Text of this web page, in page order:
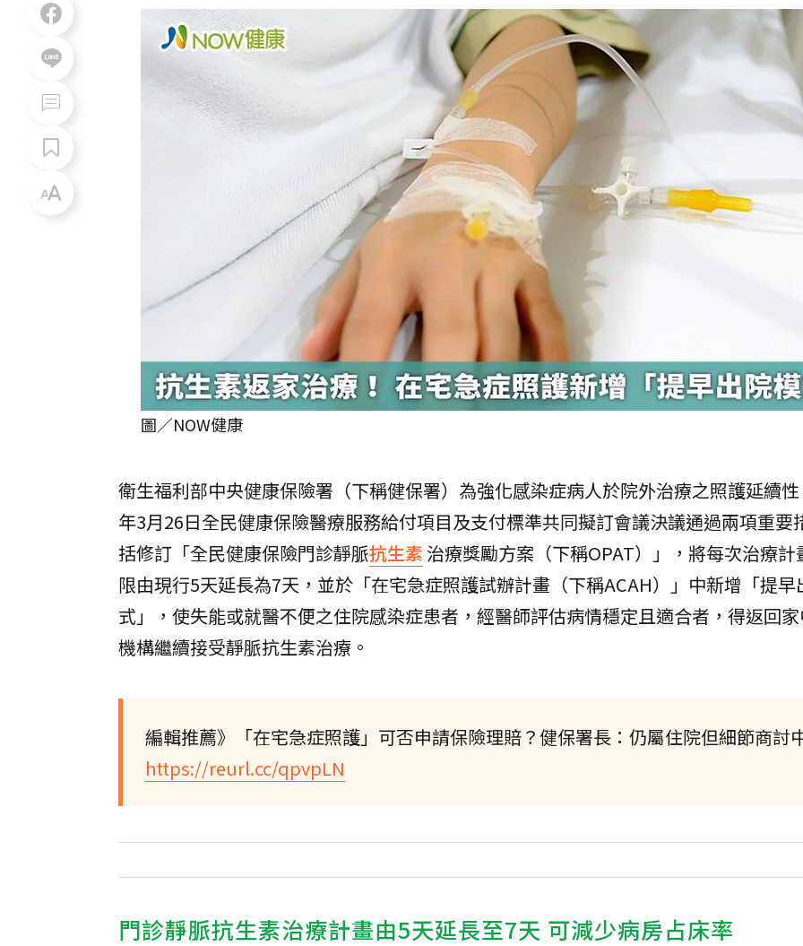
圖／NOW健康
衛生福利部中央健康保險署（下稱健保署）為強化感染症病人於院外治療之照護延續
年3月26日全民健康保險醫療服務給付項目及支付標準共同擬訂會議決議通過兩項重要
括修訂「全民健康保險門診靜脈抗生素 治療獎勵方案（下稱OPAT）」，將每次治療計
限由現行5天延長為7天，並於「在宅急症照護試辦計畫（下稱ACAH）」中新增「提早
式」，使失能或就醫不便之住院感染症患者，經醫師評估病情穩定且適合者，得返回
機構繼續接受靜脈抗生素治療。
編輯推薦》「在宅急症照護」可否申請保險理賠？健保署長：仍屬住院但細節商討
https://reurl.cc/qpvpLN
門診靜脈抗生素治療計畫由5天延長至7天 可減少病房占床率